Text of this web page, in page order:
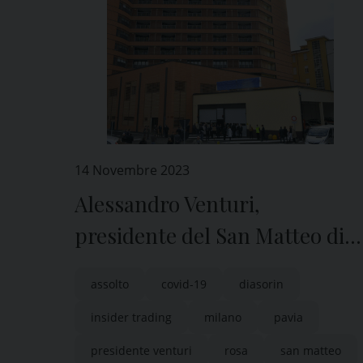
14 Novembre 2023
Alessandro Venturi,
presidente del San Matteo di
trading
assolto covid-19 diasorin
insider trading milano pavia
presidente venturi rosa san matteo